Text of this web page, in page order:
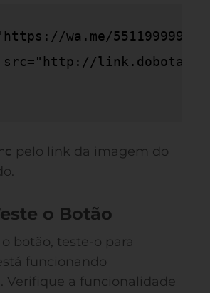
wa.me/
pelo link da imagem do
o Botão
botão, teste-o para
funcionando
Verifique a funcionalidade